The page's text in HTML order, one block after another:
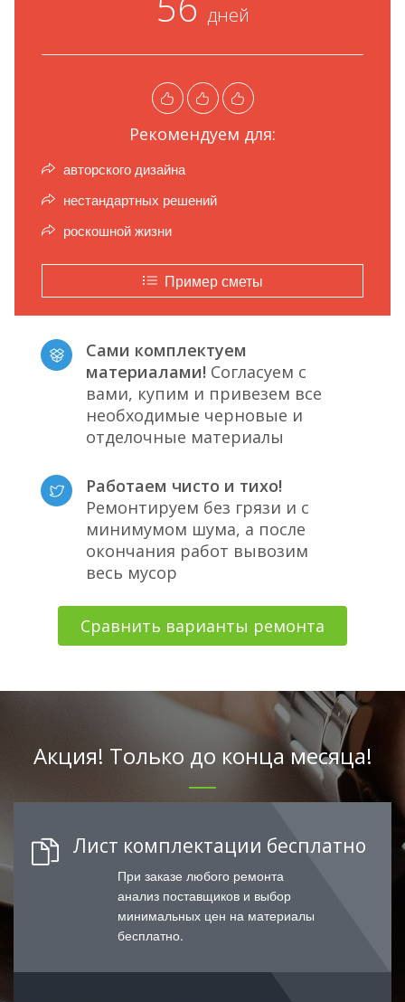
дней
Рекомендуем для:
авторского дизайна
нестандартных решений
роскошной жизни
Пример сметы
Сами комплектуем
материалами! Согласуем с
вами, купим и привезем все
необходимые черновые и
отделочные материалы
Работаем чисто и тихо!
Ремонтируем без грязи и с
минимумом шума, а после
окончания работ вывозим
весь мусор
Сравнить варианты ремонта
Акция! Только до конца месяца!
Лист комплектации бесплатно
При заказе любого ремонта
анализ поставщиков и выбор
минимальных цен на материалы
бесплатно.